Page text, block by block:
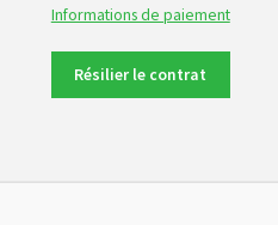
Informations de paiement
Résilier le contrat